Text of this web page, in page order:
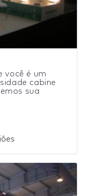
você é um
cabine
sua